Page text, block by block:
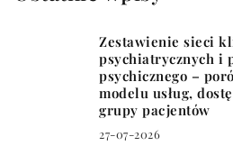
Zestawienie sieci
psychiatrycznych i
psychicznego –
modelu usług,
grupy pacjentów
27-07-2026